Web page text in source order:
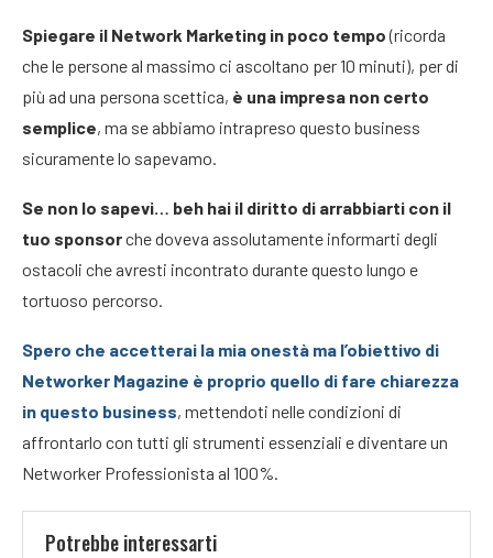
Spiegare il Network Marketing in poco tempo(ricorda
che le persone al massimo ci ascoltano per 10 minuti), per di
più ad una persona scettica, è una impresa non certo
semplice, ma se abbiamo intrapreso questo business
sicuramente lo sapevamo.
Se non lo sapevi… beh hai il diritto di arrabbiarti con il
tuo sponsorche doveva assolutamente informarti degli
ostacoli che avresti incontrato durante questo lungo e
tortuoso percorso.
Spero che accetterai la mia onestà ma l’obiettivo di
Networker Magazine è proprio quello di fare chiarezza
in questo business, mettendoti nelle condizioni di
affrontarlo con tutti gli strumenti essenziali e diventare un
Networker Professionista al 100%.
Potrebbe interessarti